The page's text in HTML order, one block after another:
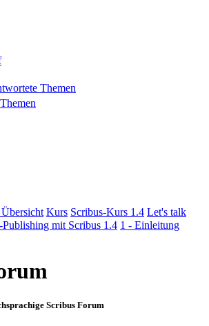
Themen
Kurs Scribus-Kurs 1.4 Let's talk
mit Scribus 1.4 1 - Einleitung
Scribus Forum